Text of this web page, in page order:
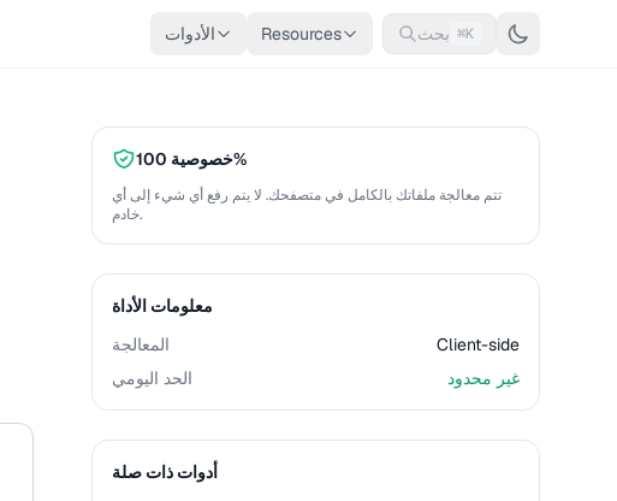
الأدوات Resources بحث ⌘K
خصوصية 100%
تتم معالجة ملفاتك بالكامل في متصفحك. لا يتم رفع أي شيء إلى أي
خادم.
معلومات الأداة
المعالجة
Client-side
الحد اليومي
غير محدود
أدوات ذات صلة